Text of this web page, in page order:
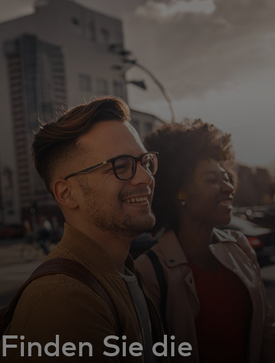
Für Sie
Für Unternehmen
Für die Welt
Für Innovatoren
Neuigkeiten und Trends
Finden Sie die